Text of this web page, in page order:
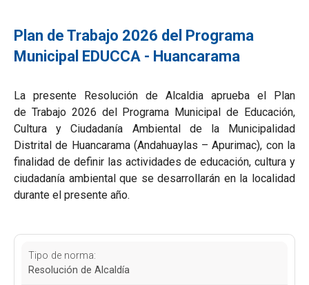
Plan de Trabajo 2026 del Programa
Municipal EDUCCA - Huancarama
La presente Resolución de Alcaldia aprueba el Plan
de Trabajo 2026 del Programa Municipal de Educación,
Cultura y Ciudadanía Ambiental de la Municipalidad
Distrital de Huancarama (Andahuaylas – Apurimac), con la
finalidad de definir las actividades de educación, cultura y
ciudadanía ambiental que se desarrollarán en la localidad
durante el presente año.
Tipo de norma:
Resolución de Alcaldía